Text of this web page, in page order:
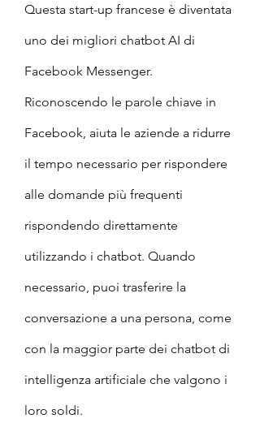
Questa start-up francese è diventata
uno dei migliori chatbot AI di
Facebook Messenger.
Riconoscendo le parole chiave in
Facebook, aiuta le aziende a ridurre
il tempo necessario per rispondere
alle domande più frequenti
rispondendo direttamente
utilizzando i chatbot. Quando
necessario, puoi trasferire la
conversazione a una persona, come
con la maggior parte dei chatbot di
intelligenza artificiale che valgono i
loro soldi.